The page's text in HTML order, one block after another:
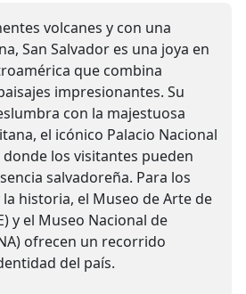
volcanes y con una
San Salvador es una joya en
que combina
impresionantes. Su
con la majestuosa
el icónico Palacio Nacional
donde los visitantes pueden
salvadoreña. Para los
historia, el Museo de Arte de
y el Museo Nacional de
ofrecen un recorrido
del país.